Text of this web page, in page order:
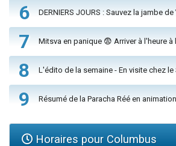
6 DERNIERS JOURS : Sauvez la jambe de
7 Mitsva en panique 😨 Arriver à l'heure à
8 L'édito de la semaine - En visite chez le
9 Résumé de la Paracha Réé en
Horaires pour Columbus